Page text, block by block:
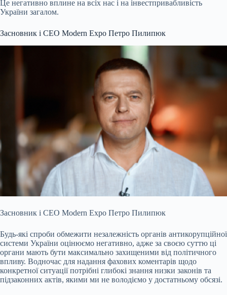
Це негативно вплине на всіх нас і на інвестпривабливість
України загалом.
Засновник і СЕО Modern Expo Петро Пилипюк
Засновник і СЕО Modern Expo Петро Пилипюк
Будь-які спроби обмежити незалежність органів антикорупційної
системи України оцінюємо негативно, адже за своєю суттю ці
органи мають бути максимально захищеними від політичного
впливу. Водночас для надання фахових коментарів щодо
конкретної ситуації потрібні глибокі знання низки законів та
підзаконних актів, якими ми не володіємо у достатньому обсязі.